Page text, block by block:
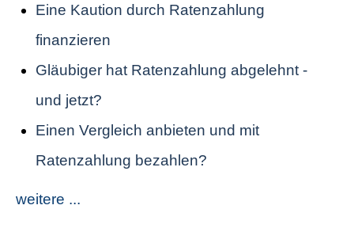
Eine Kaution durch Ratenzahlung
finanzieren
Gläubiger hat Ratenzahlung abgelehnt -
und jetzt?
Einen Vergleich anbieten und mit
Ratenzahlung bezahlen?
weitere ...